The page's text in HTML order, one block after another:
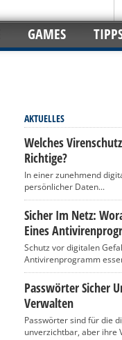
GAMES
AKTUELLES
Welches
Richtige?
In einer zunehmend
persönlicher Daten...
Sicher Im Netz:
Eines
Schutz vor digitalen
Antivirenprogramm
Passwörter Sicher
Verwalten
Passwörter sind für die
unverzichtbar, aber ihre